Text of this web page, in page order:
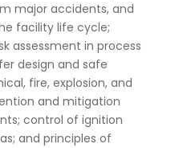
major accidents, and
facility life cycle;
assessment in process
design and safe
fire, explosion, and
and mitigation
control of ignition
and principles of